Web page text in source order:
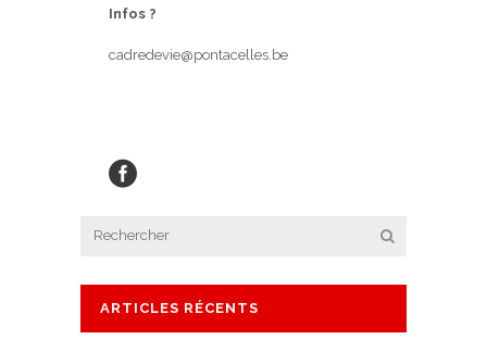
Infos ?
cadredevie@pontacelles.be
ARTICLES RÉCENTS